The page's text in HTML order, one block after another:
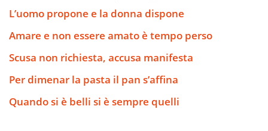
L’uomo propone e la donna dispone
Amare e non essere amato è tempo perso
Scusa non richiesta, accusa manifesta
Per dimenar la pasta il pan s’affina
Quando si è belli si è sempre quelli